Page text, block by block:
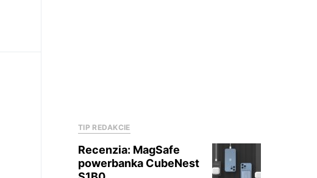
TIP REDAKCIE
Recenzia: MagSafe
powerbanka CubeNest